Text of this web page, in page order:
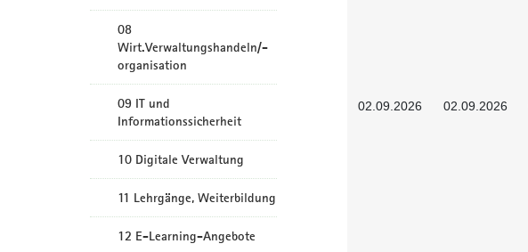
08
Wirt.Verwaltungshandeln/-
organisation
09 IT und
Informationssicherheit
10 Digitale Verwaltung
11 Lehrgänge, Weiterbildung
12 E-Learning-Angebote
02.09.2026 02.09.2026